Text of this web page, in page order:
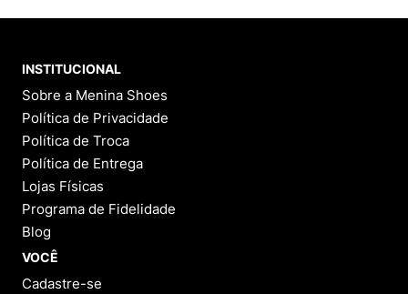
INSTITUCIONAL
Sobre a Menina Shoes
Política de Privacidade
Política de Troca
Política de Entrega
Lojas Físicas
Programa de Fidelidade
Blog
VOCÊ
Cadastre-se